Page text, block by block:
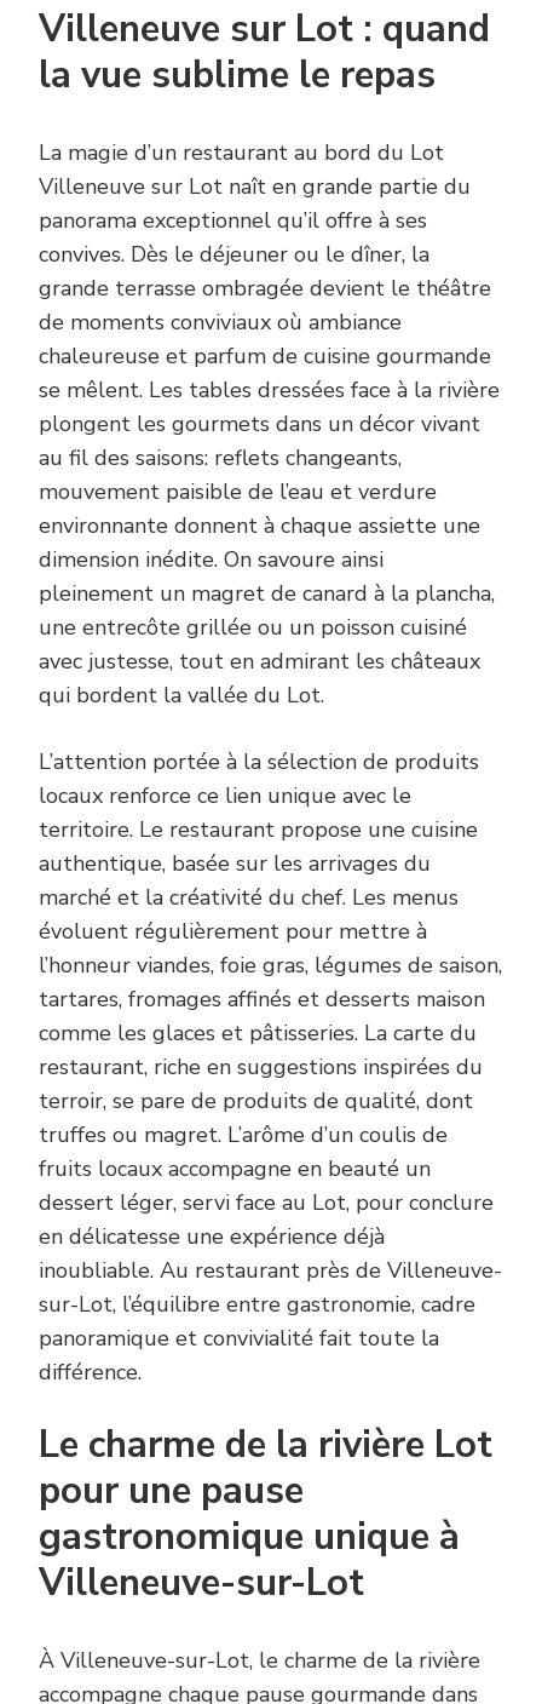
Villeneuve sur Lot : quand
la vue sublime le repas
La magie d’un restaurant au bord du Lot
Villeneuve sur Lot naît en grande partie du
panorama exceptionnel qu’il offre à ses
convives. Dès le déjeuner ou le dîner, la
grande terrasse ombragée devient le théâtre
de moments conviviaux où ambiance
chaleureuse et parfum de cuisine gourmande
se mêlent. Les tables dressées face à la rivière
plongent les gourmets dans un décor vivant
au fil des saisons: reflets changeants,
mouvement paisible de l’eau et verdure
environnante donnent à chaque assiette une
dimension inédite. On savoure ainsi
pleinement un magret de canard à la plancha,
une entrecôte grillée ou un poisson cuisiné
avec justesse, tout en admirant les châteaux
qui bordent la vallée du Lot.
L’attention portée à la sélection de produits
locaux renforce ce lien unique avec le
territoire. Le restaurant propose une cuisine
authentique, basée sur les arrivages du
marché et la créativité du chef. Les menus
évoluent régulièrement pour mettre à
l’honneur viandes, foie gras, légumes de saison,
tartares, fromages affinés et desserts maison
comme les glaces et pâtisseries. La carte du
restaurant, riche en suggestions inspirées du
terroir, se pare de produits de qualité, dont
truffes ou magret. L’arôme d’un coulis de
fruits locaux accompagne en beauté un
dessert léger, servi face au Lot, pour conclure
en délicatesse une expérience déjà
inoubliable. Au restaurant près de Villeneuve-
sur-Lot, l’équilibre entre gastronomie, cadre
panoramique et convivialité fait toute la
différence.
Le charme de la rivière Lot
pour une pause
gastronomique unique à
Villeneuve-sur-Lot
À Villeneuve-sur-Lot, le charme de la rivière
accompagne chaque pause gourmande dans